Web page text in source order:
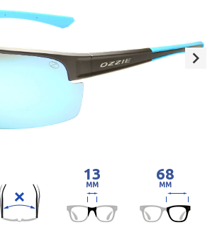
13
MM
68
MM